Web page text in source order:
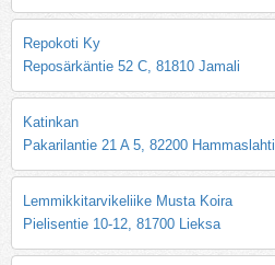
Repokoti Ky
Reposärkäntie 52 C, 81810 Jamali
Katinkan
Pakarilantie 21 A 5, 82200 Hammaslahti
Lemmikkitarvikeliike Musta Koira
Pielisentie 10-12, 81700 Lieksa